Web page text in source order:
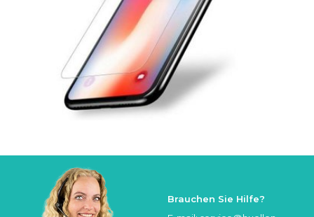
Brauchen Sie Hilfe?